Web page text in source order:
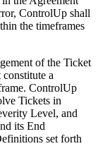
ControlUp shall
the timeframes
of the Ticket
a
ControlUp
Tickets in
Level, and
its End
set forth